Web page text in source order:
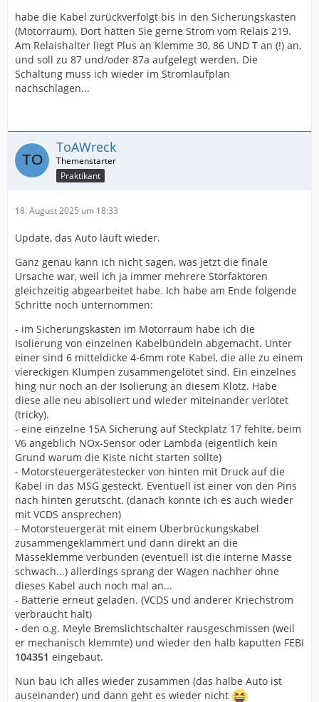
habe die Kabel zurückverfolgt bis in den Sicherungskasten
(Motorraum). Dort hätten Sie gerne Strom vom Relais 219.
Am Relaishalter liegt Plus an Klemme 30, 86 UND T an (!) an,
und soll zu 87 und/oder 87a aufgelegt werden. Die
Schaltung muss ich wieder im Stromlaufplan
nachschlagen...
ToAWreck
Praktikant
18. August 2025 um 18:33
Update, das Auto läuft wieder.
Ganz genau kann ich nicht sagen, was jetzt die finale
Ursache war, weil ich ja immer mehrere Störfaktoren
gleichzeitig abgearbeitet habe. Ich habe am Ende folgende
Schritte noch unternommen:
- im Sicherungskasten im Motorraum habe ich die
Isolierung von einzelnen Kabelbündeln abgemacht. Unter
einer sind 6 mitteldicke 4-6mm rote Kabel, die alle zu einem
viereckigen Klumpen zusammengelötet sind. Ein einzelnes
hing nur noch an der Isolierung an diesem Klotz. Habe
diese alle neu abisoliert und wieder miteinander verlötet
(tricky).
- eine einzelne 15A Sicherung auf Steckplatz 17 fehlte, beim
V6 angeblich NOx-Sensor oder Lambda (eigentlich kein
Grund warum die Kiste nicht starten sollte)
- Motorsteuergerätestecker von hinten mit Druck auf die
Kabel in das MSG gesteckt. Eventuell ist einer von den Pins
nach hinten gerutscht. (danach konnte ich es auch wieder
mit VCDS ansprechen)
- Motorsteuergerät mit einem Überbrückungskabel
zusammengeklammert und dann direkt an die
Masseklemme verbunden (eventuell ist die interne Masse
schwach...) allerdings sprang der Wagen nachher ohne
dieses Kabel auch noch mal an...
- Batterie erneut geladen. (VCDS und anderer Kriechstrom
verbraucht halt)
- den o.g. Meyle Bremslichtschalter rausgeschmissen (weil
er mechanisch klemmte) und wieder den halb kaputten FEBI
104351 eingebaut.
Nun bau ich alles wieder zusammen (das halbe Auto ist
auseinander) und dann geht es wieder nicht